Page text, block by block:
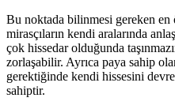
Bu noktada bilinmesi gereken en
mirasçıların kendi aralarında
çok hissedar olduğunda
zorlaşabilir. Ayrıca paya sahip
gerektiğinde kendi hissesini
sahiptir.